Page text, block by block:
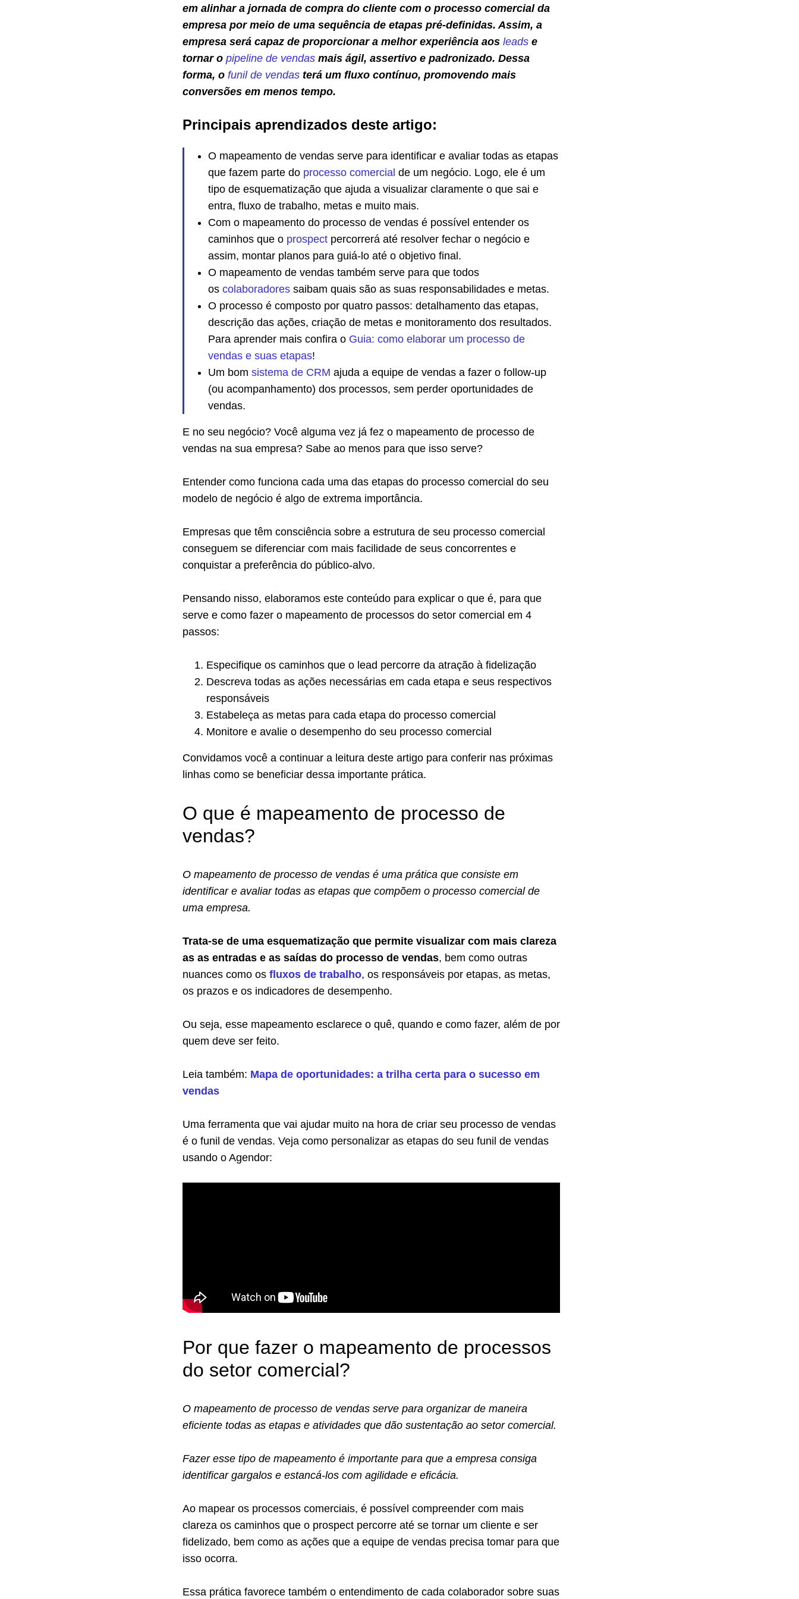
em alinhar a jornada de compra do cliente com o processo comercial da
empresa por meio de uma sequência de etapas pré-definidas. Assim, a
empresa será capaz de proporcionar a melhor experiência aos leads e
tornar o pipeline de vendas mais ágil, assertivo e padronizado. Dessa
forma, o funil de vendas terá um fluxo contínuo, promovendo mais
conversões em menos tempo.
Principais aprendizados deste artigo:
O mapeamento de vendas serve para identificar e avaliar todas as etapas
que fazem parte do processo comercial de um negócio. Logo, ele é um
tipo de esquematização que ajuda a visualizar claramente o que sai e
entra, fluxo de trabalho, metas e muito mais.
Com o mapeamento do processo de vendas é possível entender os
caminhos que o prospect percorrerá até resolver fechar o negócio e
assim, montar planos para guiá-lo até o objetivo final.
O mapeamento de vendas também serve para que todos
os colaboradores saibam quais são as suas responsabilidades e metas.
O processo é composto por quatro passos: detalhamento das etapas,
descrição das ações, criação de metas e monitoramento dos resultados.
Para aprender mais confira o Guia: como elaborar um processo de
vendas e suas etapas!
Um bom sistema de CRM ajuda a equipe de vendas a fazer o follow-up
(ou acompanhamento) dos processos, sem perder oportunidades de
vendas.
E no seu negócio? Você alguma vez já fez o mapeamento de processo de
vendas na sua empresa? Sabe ao menos para que isso serve?
Entender como funciona cada uma das etapas do processo comercial do seu
modelo de negócio é algo de extrema importância.
Empresas que têm consciência sobre a estrutura de seu processo comercial
conseguem se diferenciar com mais facilidade de seus concorrentes e
conquistar a preferência do público-alvo.
Pensando nisso, elaboramos este conteúdo para explicar o que é, para que
serve e como fazer o mapeamento de processos do setor comercial em 4
passos:
Especifique os caminhos que o lead percorre da atração à fidelização
Descreva todas as ações necessárias em cada etapa e seus respectivos
responsáveis
Estabeleça as metas para cada etapa do processo comercial
Monitore e avalie o desempenho do seu processo comercial
Convidamos você a continuar a leitura deste artigo para conferir nas próximas
linhas como se beneficiar dessa importante prática.
O que é mapeamento de processo de
vendas?
O mapeamento de processo de vendas é uma prática que consiste em
identificar e avaliar todas as etapas que compõem o processo comercial de
uma empresa.
Trata-se de uma esquematização que permite visualizar com mais clareza
as as entradas e as saídas do processo de vendas, bem como outras
nuances como os fluxos de trabalho, os responsáveis por etapas, as metas,
os prazos e os indicadores de desempenho.
Ou seja, esse mapeamento esclarece o quê, quando e como fazer, além de por
quem deve ser feito.
Leia também: Mapa de oportunidades: a trilha certa para o sucesso em
vendas
Uma ferramenta que vai ajudar muito na hora de criar seu processo de vendas
é o funil de vendas. Veja como personalizar as etapas do seu funil de vendas
usando o Agendor:
Por que fazer o mapeamento de processos
do setor comercial?
O mapeamento de processo de vendas serve para organizar de maneira
eficiente todas as etapas e atividades que dão sustentação ao setor comercial.
Fazer esse tipo de mapeamento é importante para que a empresa consiga
identificar gargalos e estancá-los com agilidade e eficácia.
Ao mapear os processos comerciais, é possível compreender com mais
clareza os caminhos que o prospect percorre até se tornar um cliente e ser
fidelizado, bem como as ações que a equipe de vendas precisa tomar para que
isso ocorra.
Essa prática favorece também o entendimento de cada colaborador sobre suas